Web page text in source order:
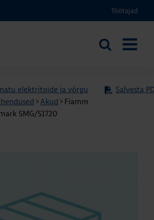
Töötajad
Otsi
elektritoide ja võrgu
>Akud > Fiamm
SMG/S1720
Salvesta